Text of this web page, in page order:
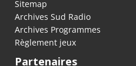
Sitemap
Archives Sud Radio
Archives Programmes
Règlement jeux
Partenaires